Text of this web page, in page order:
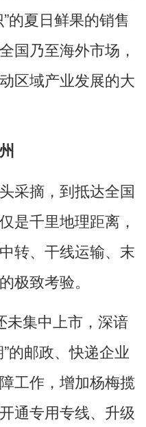
的夏日鲜果的销售
国乃至海外市场，
区域产业发展的大
摘，到抵达全国
是千里地理距离，
转、干线运输、末
极致考验。
集中上市，深谙
的邮政、快递企业
工作，增加杨梅揽
通专用专线、升级